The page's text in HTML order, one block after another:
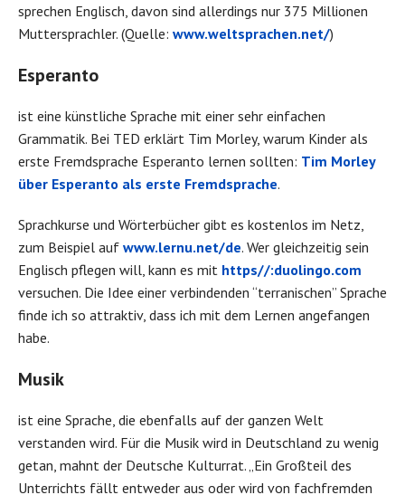
sprechen Englisch, davon sind allerdings nur 375 Millionen
Muttersprachler. (Quelle: www.weltsprachen.net/)
Esperanto
ist eine künstliche Sprache mit einer sehr einfachen
Grammatik. Bei TED erklärt Tim Morley, warum Kinder als
erste Fremdsprache Esperanto lernen sollten: Tim Morley
über Esperanto als erste Fremdsprache.
Sprachkurse und Wörterbücher gibt es kostenlos im Netz,
zum Beispiel auf www.lernu.net/de. Wer gleichzeitig sein
Englisch pflegen will, kann es mit https//:duolingo.com
versuchen. Die Idee einer verbindenden “terranischen” Sprache
finde ich so attraktiv, dass ich mit dem Lernen angefangen
habe.
Musik
ist eine Sprache, die ebenfalls auf der ganzen Welt
verstanden wird. Für die Musik wird in Deutschland zu wenig
getan, mahnt der Deutsche Kulturrat. „Ein Großteil des
Unterrichts fällt entweder aus oder wird von fachfremden